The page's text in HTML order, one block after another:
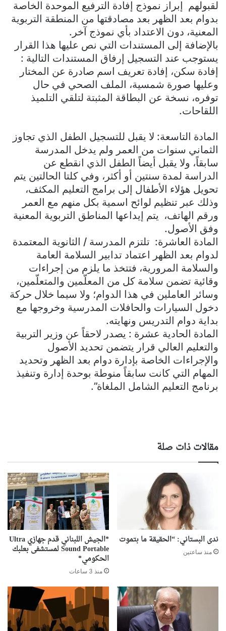
لقبولهم إبراز نموذج إفادة الترفيع الموحدة الخاصة
بدوام بعد الظهر بعد مصادقتها من المنطقة التربوية
المعنية، دون الاعتداد بأي نموذج آخر.
بالإضافة إلى المستندات التي نص عليها هذا القرار
يستوجب عند التسجيل إرفاق المستندات التالية :
إفادة سكن، إفادة تعريف اسم صادرة عن المختار
وعليها صورة شمسية، الملف الصحي في حال
توفره، نسخة عن البطاقة المثبتة لتلقي التلميذ
اللقاحات.
المادة التاسعة: لا يقبل للتسجيل الطفل الذي تجاوز
الثماني سنوات من العمر ولم يدخل المدرسة
سابقاً، ولا يقبل أيضاً الطفل الذي انقطع عن
الدراسة لمدة سنتين أو أكثر، وفي كلتا الحالتين يتم
تحويل هؤلاء الأطفال إلى برامج التعليم المكثف،
وذلك عبر تنظيم لوائح اسمية بكل منهم مع العمر
ورقم الهاتف، يتم إيداعها المناطق التربوية المعنية
وفق الأصول.
المادة العاشرة: تلتزم المدرسة / الثانوية المعتمدة
لدوام بعد الظهر اعتماد تدابير السلامة العامة
والسلامة المرورية، فتتخذ ما يلزم من إجراءات
وقائية تضمن سلامة كل من المعلّمين والمتعلّمين،
وسائر العاملين في هذا الدوام؛ ولا سيما خلال حركة
دخول السيارات والحافلات المدرسية وخروجها مع
بداية دوام التدريس ونهايته.
المادة الحادية عشرة : يصدر لاحقاً عن وزير التربية
والتعليم العالي قرار يتضمن تحديد الأصول
والإجراءات الخاصة بإدارة دوام بعد الظهر وتحديد
المهام التي كانت سابقاً منوطة بوحدة إدارة وتنفيذ
برنامج التعليم الشامل الملغاة”.
مقالات ذات صلة
ندى البستاني: “الحقيقة ما بتموت
منذ ساعتين
*الجيش اللبناني قدم جهازي Ultra
Sound Portable لمستشفى بعلبك
الحكومي*
منذ 3 ساعات